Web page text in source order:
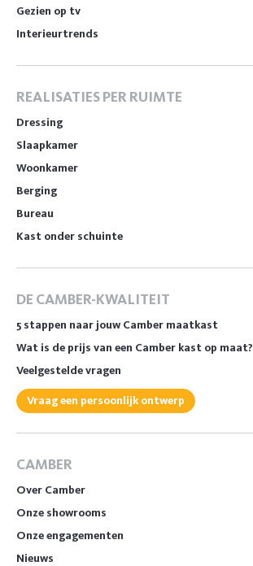
Gezien op tv
Interieurtrends
REALISATIES PER RUIMTE
Dressing
Slaapkamer
Woonkamer
Berging
Bureau
Kast onder schuinte
DE CAMBER-KWALITEIT
5 stappen naar jouw Camber maatkast
Wat is de prijs van een Camber kast op maat?
Veelgestelde vragen
Vraag een persoonlijk ontwerp
CAMBER
Over Camber
Onze showrooms
Onze engagementen
Nieuws